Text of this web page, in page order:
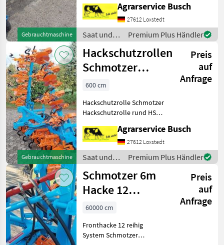
Gebrauchtmaschine
Hackgerät Hatzenbichler
Einböck Hackgerät
Schmotzer Hacke 6 reihiges
Fron
Agrarservice Busch
27612 Loxstedt
Saat und
Pflege /
Schmotzer
Premium Plus Händler
Gebrauchtmaschine
Hackschutzrollen
Schmotzer
Hackschutzrolle
rund
Preis
auf
Anfrage
600 cm
Hackschutzrolle Schmotzer
Hackschutzrolle rund HS62
Artikel Nr 352950 Gewicht 7,
5Kg Kulturschutzscheibe HS
62 (280mm) für
Vibromesser von
Agrarservice Busch
27612 Loxstedt
Saat und
Pflege /
Schmotzer
Premium Plus Händler
Schmotzer 6m
Hacke 12
Reihiges
Hackgerät
Frontha
Preis
auf
Anfrage
60000 cm
Fronthacke 12 reihig
System Schmotzer